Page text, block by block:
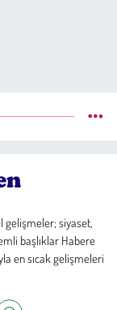
gelişmeler; siyaset,
başlıklar Habere
en sıcak gelişmeleri